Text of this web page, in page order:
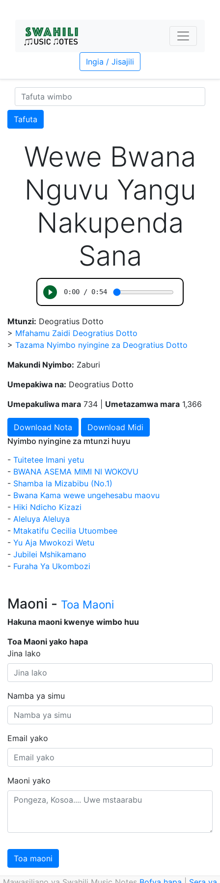
Ingia / Jisajili
Tafuta
Wewe Bwana
Nguvu Yangu
Nakupenda
Sana
Mtunzi: Deogratius Dotto
> Mfahamu Zaidi Deogratius Dotto
> Tazama Nyimbo nyingine za Deogratius Dotto
Makundi Nyimbo: Zaburi
Umepakiwa na: Deogratius Dotto
Umepakuliwa mara 734 | Umetazamwa mara 1,366
Download Nota
Download Midi
Nyimbo nyingine za mtunzi huyu
- Tuitetee Imani yetu
- BWANA ASEMA MIMI NI WOKOVU
- Shamba la Mizabibu (No.1)
- Bwana Kama wewe ungehesabu maovu
- Hiki Ndicho Kizazi
- Aleluya Aleluya
- Mtakatifu Cecilia Utuombee
- Yu Aja Mwokozi Wetu
- Jubilei Mshikamano
- Furaha Ya Ukombozi
Maoni - Toa Maoni
Hakuna maoni kwenye wimbo huu
Toa Maoni yako hapa
Jina lako
Namba ya simu
Email yako
Maoni yako
Toa maoni